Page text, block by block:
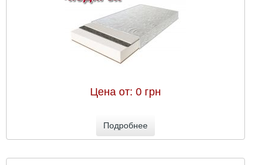
Цена от:0 грн
Подробнее